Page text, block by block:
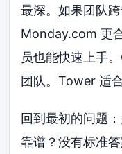
最深。如果团队
Monday.com 更
员也能快速上手
团队。Tower 适
回到最初的问题
靠谱？没有标准